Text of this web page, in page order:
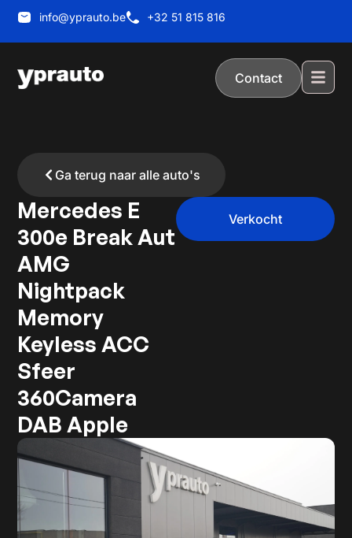
info@yprauto.be +32 51 815 816
Contact
Ga terug naar alle auto's
Mercedes E
300e Break Aut
AMG
Nightpack
Memory
Keyless ACC
Sfeer
360Camera
DAB Apple
Verkocht